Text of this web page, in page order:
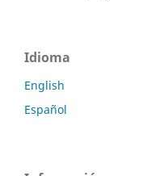
Idioma
English
Español